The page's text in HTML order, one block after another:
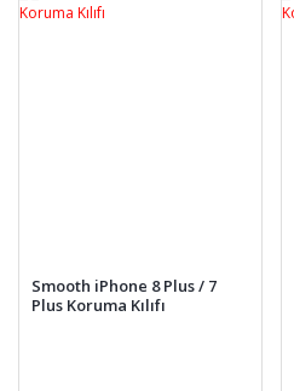
Smooth iPhone 8 Plus / 7
Plus Koruma Kılıfı